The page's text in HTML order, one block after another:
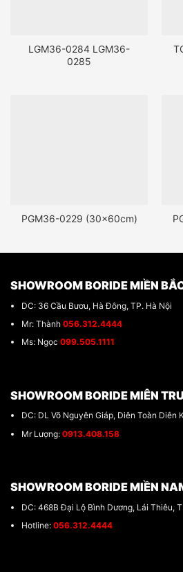
LGM36-0284 LGM36-
0285
PGM36-0229 (30x60cm)
SHOWROOM BORIDE MIỀN
DC: 36 Cầu Bươu, Hà Đông, TP. Hà Nội
Mr: Thành 056.312.4444
Ms: Ngọc 099.505.1111
SHOWROOM BORIDE MIÊN
DC: DL Võ Nguyên Giáp, Diên Toàn Diên
Mr Lượng: 0913.408.158
SHOWROOM BORIDE MIỀN
DC: 468B Đại Lộ Bình Dương, Lái Thiêu,
Hotline: 056.312.4444